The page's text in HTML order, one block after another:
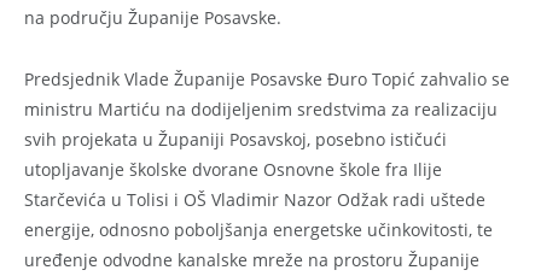
na području Županije Posavske.
Predsjednik Vlade Županije Posavske Đuro Topić zahvalio se
ministru Martiću na dodijeljenim sredstvima za realizaciju
svih projekata u Županiji Posavskoj, posebno ističući
utopljavanje školske dvorane Osnovne škole fra Ilije
Starčevića u Tolisi i OŠ Vladimir Nazor Odžak radi uštede
energije, odnosno poboljšanja energetske učinkovitosti, te
uređenje odvodne kanalske mreže na prostoru Županije